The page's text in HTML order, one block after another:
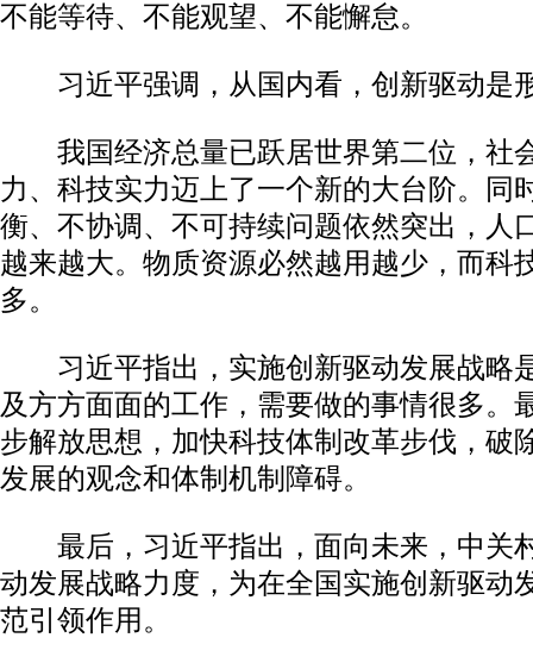
不能等待、不能观望、不能懈怠。
习近平强调，从国内看，创新驱动是
我国经济总量已跃居世界第二位，社
力、科技实力迈上了一个新的大台阶。同
衡、不协调、不可持续问题依然突出，人
越来越大。物质资源必然越用越少，而科
多。
习近平指出，实施创新驱动发展战略
及方方面面的工作，需要做的事情很多。
步解放思想，加快科技体制改革步伐，破
发展的观念和体制机制障碍。
最后，习近平指出，面向未来，中关
动发展战略力度，为在全国实施创新驱动
范引领作用。